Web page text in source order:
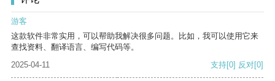
游客
这款软件非常实用，可以帮助我解决很多问题。比如，我可以使用它来
查找资料、翻译语言、编写代码等。
2025-04-11
支持[0] 反对[0]